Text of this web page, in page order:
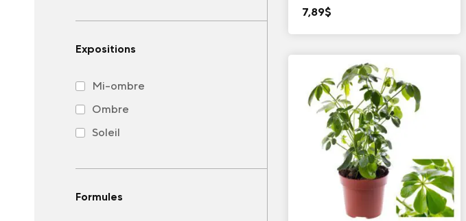
Expositions
Mi-ombre
Ombre
Soleil
Formules
7,89$